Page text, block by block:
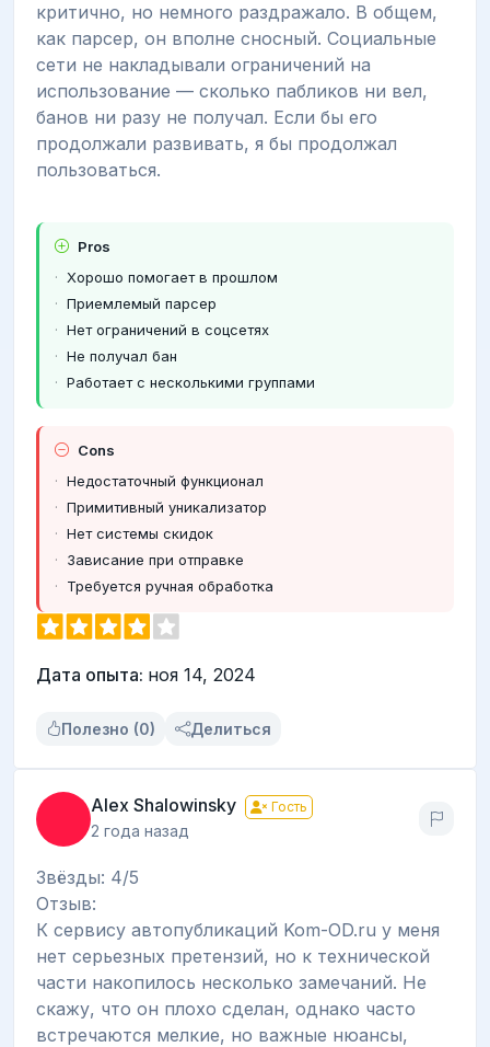
критично, но немного раздражало. В общем,
как парсер, он вполне сносный. Социальные
сети не накладывали ограничений на
использование — сколько пабликов ни вел,
банов ни разу не получал. Если бы его
продолжали развивать, я бы продолжал
пользоваться.
Pros
Хорошо помогает в прошлом
Приемлемый парсер
Нет ограничений в соцсетях
Не получал бан
Работает с несколькими группами
Cons
Недостаточный функционал
Примитивный уникализатор
Нет системы скидок
Зависание при отправке
Требуется ручная обработка
Дата опыта: ноя 14, 2024
Полезно (0) Делиться
Alex Shalowinsky Гость
2 года назад
Звёзды: 4/5
Отзыв:
К сервису автопубликаций Kom-OD.ru у меня
нет серьезных претензий, но к технической
части накопилось несколько замечаний. Не
скажу, что он плохо сделан, однако часто
встречаются мелкие, но важные нюансы,